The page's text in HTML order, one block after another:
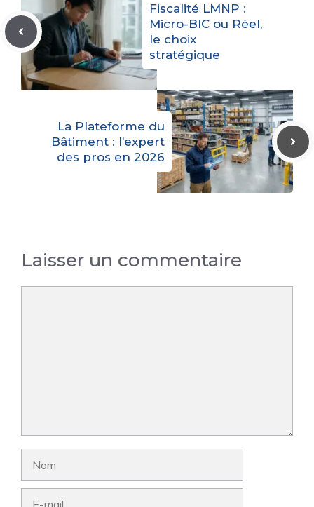
Fiscalité LMNP :
Micro-BIC ou Réel,
le choix
stratégique
La Plateforme du
Bâtiment : l’expert
des pros en 2026
Laisser un commentaire